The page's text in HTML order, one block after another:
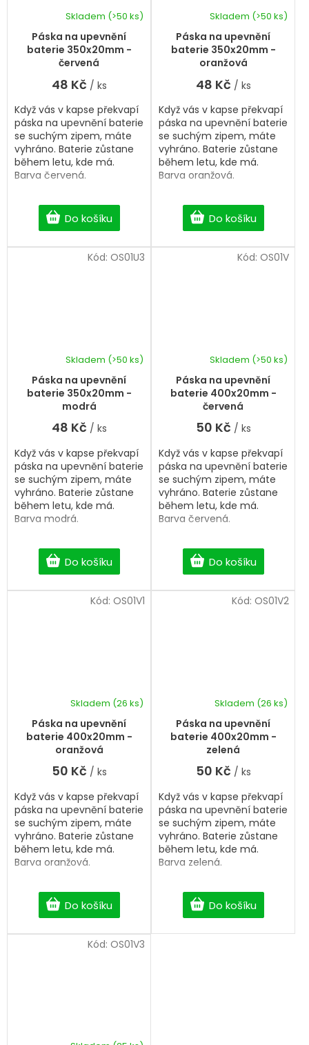
Páska na upevnění
baterie 350x20mm -
červená
Skladem (>50 ks)
48 Kč / ks
Do košíku
Když vás v kapse překvapí
páska na upevnění baterie
se suchým zipem, máte
vyhráno. Baterie zůstane
během letu, kde má.
Barva červená.
Páska na upevnění
baterie 350x20mm -
oranžová
Skladem (>50 ks)
48 Kč / ks
Do košíku
Když vás v kapse překvapí
páska na upevnění baterie
se suchým zipem, máte
vyhráno. Baterie zůstane
během letu, kde má.
Barva oranžová.
Páska na upevnění
baterie 350x20mm -
modrá
Skladem (>50 ks)
48 Kč / ks
Do košíku
Když vás v kapse překvapí
páska na upevnění baterie
se suchým zipem, máte
vyhráno. Baterie zůstane
během letu, kde má.
Barva modrá.
Kód: OS01U3
Páska na upevnění
baterie 400x20mm -
červená
Skladem (>50 ks)
50 Kč / ks
Do košíku
Když vás v kapse překvapí
páska na upevnění baterie
se suchým zipem, máte
vyhráno. Baterie zůstane
během letu, kde má.
Barva červená.
Kód: OS01V
Páska na upevnění
baterie 400x20mm -
oranžová
Skladem (26 ks)
50 Kč / ks
Do košíku
Když vás v kapse překvapí
páska na upevnění baterie
se suchým zipem, máte
vyhráno. Baterie zůstane
během letu, kde má.
Barva oranžová.
Kód: OS01V1
Páska na upevnění
baterie 400x20mm -
zelená
Skladem (26 ks)
50 Kč / ks
Do košíku
Když vás v kapse překvapí
páska na upevnění baterie
se suchým zipem, máte
vyhráno. Baterie zůstane
během letu, kde má.
Barva zelená.
Kód: OS01V2
Kód: OS01V3